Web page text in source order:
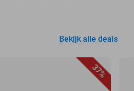
Bekijk alle deals
37%